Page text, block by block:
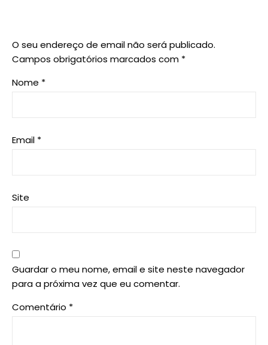
O seu endereço de email não será publicado.
Campos obrigatórios marcados com *
Nome *
Email *
Site
Guardar o meu nome, email e site neste navegador
para a próxima vez que eu comentar.
Comentário *